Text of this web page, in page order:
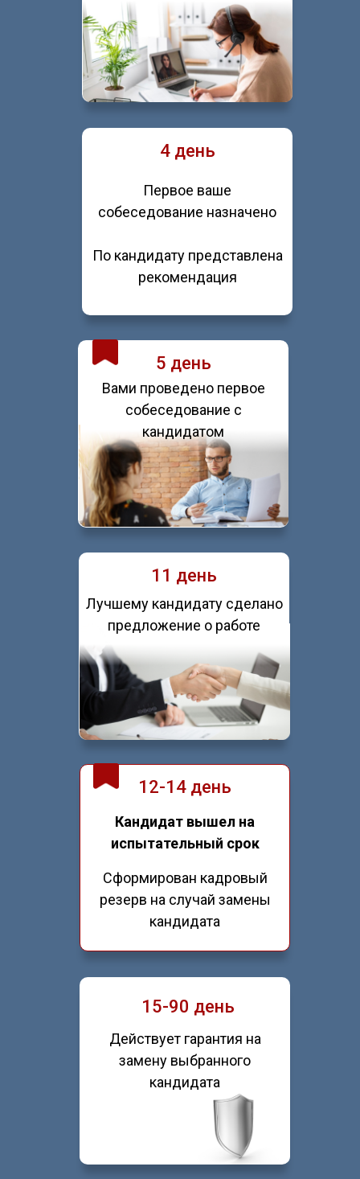
15-90 день
Действует гарантия на
замену выбранного
кандидата
4 день
Первое ваше
собеседование назначено
По кандидату представлена
рекомендация
11 день
Лучшему кандидату сделано
предложение о работе
5 день
Вами проведено первое
собеседование с
кандидатом
12-14 день
Кандидат вышел на
испытательный срок
Сформирован кадровый
резерв на случай замены
кандидата